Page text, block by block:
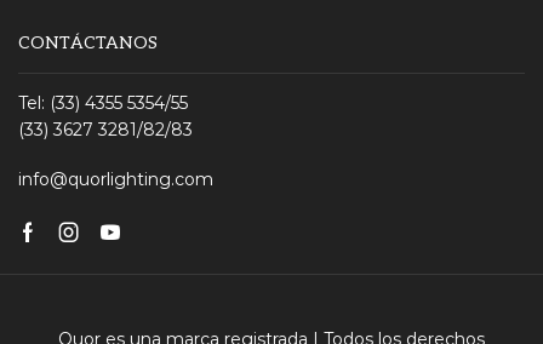
CONTÁCTANOS
Tel: (33) 4355 5354/55
(33) 3627 3281/82/83
info@quorlighting.com
Facebook
Instagram
Youtube
Quor es una marca registrada | Todos los derechos